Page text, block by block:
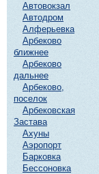
Автовокзал
Автодром
Алферьевка
Арбеково
ближнее
Арбеково
дальнее
Арбеково,
поселок
Арбековская
Застава
Ахуны
Аэропорт
Барковка
Бессоновка